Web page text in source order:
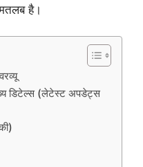
है।
डिटेल्स (लेटेस्ट अपडेट्स